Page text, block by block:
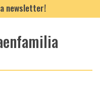
newsletter!